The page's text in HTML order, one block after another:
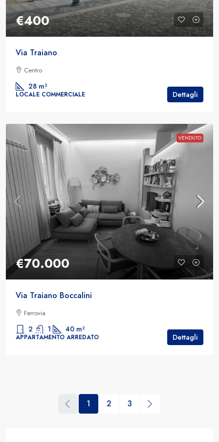
€400
Via Traiano
Centro
28 m²
LOCALE COMMERCIALE Dettagli
VENDUTO
€70.000
Via Traiano Boccalini
Ferrovia
2 1 40 m²
APPARTAMENTO ARREDATO Dettagli
1 2 3